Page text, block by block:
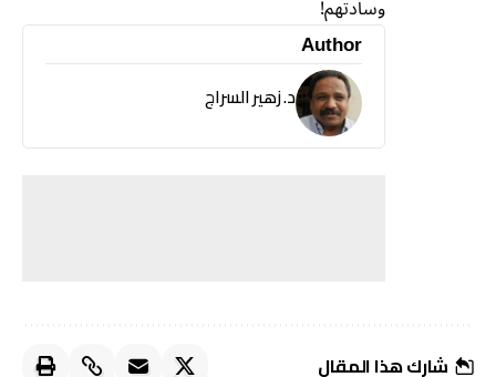
وسادتهم!
Author
د. زهير السراج
شارك هذا المقال